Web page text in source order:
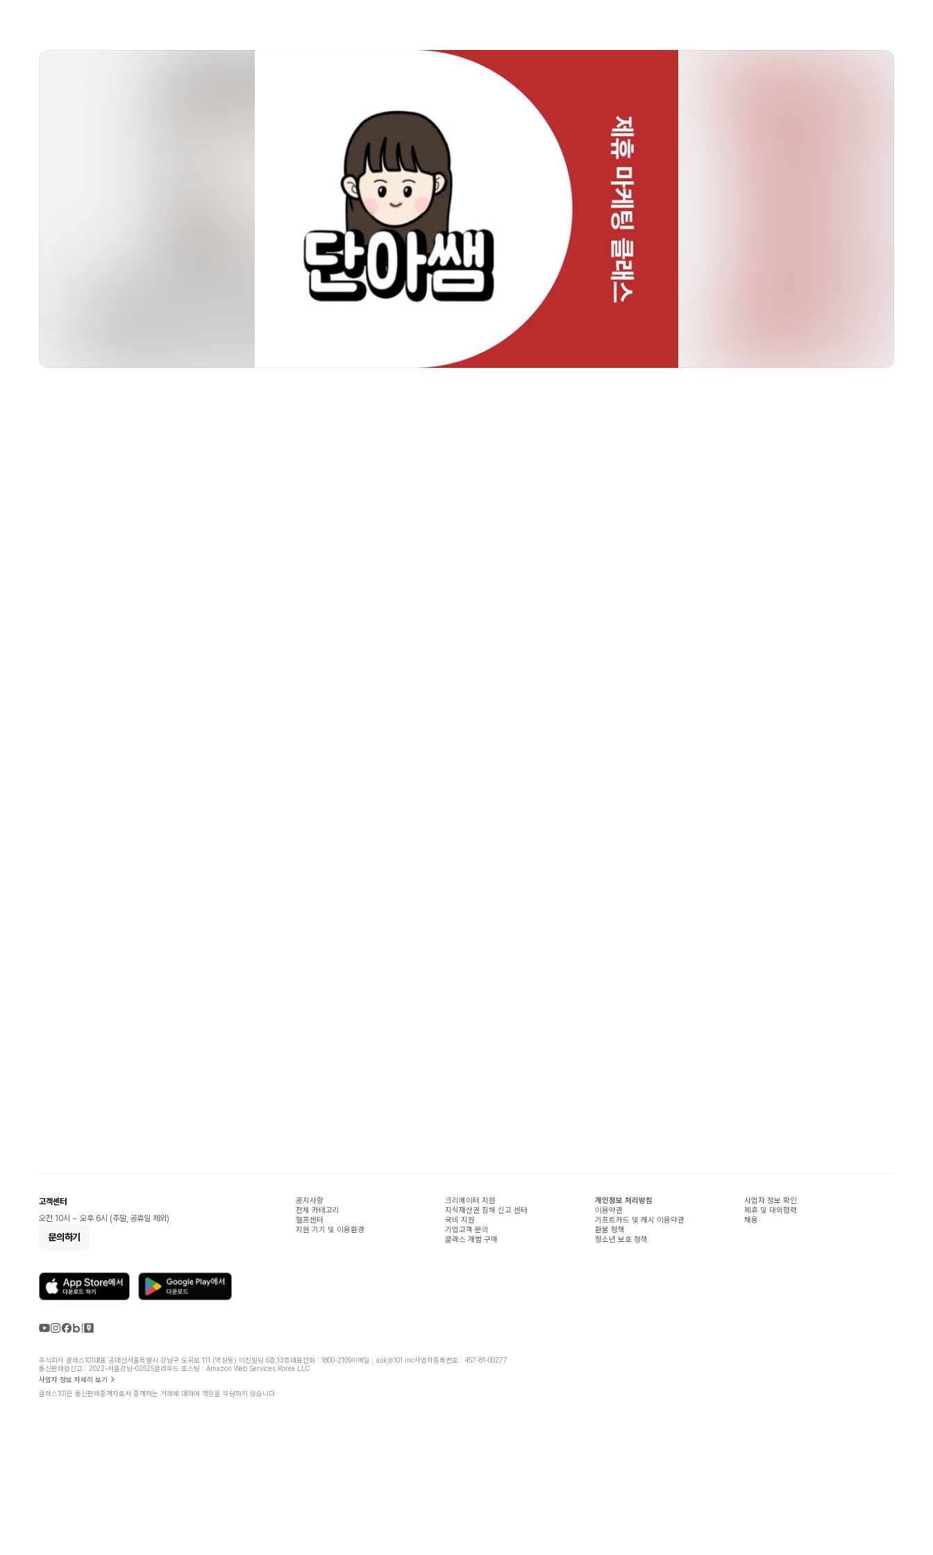
고객센터
오전 10시 ~ 오후 6시 (주말, 공휴일 제외)
문의하기
공지사항
전체 카테고리
헬프센터
지원 기기 및 이용환경
크리에이터 지원
지식재산권 침해 신고 센터
국비 지원
기업고객 문의
클래스 개별 구매
개인정보 처리방침
이용약관
기프트카드 및 캐시 이용약관
환불 정책
청소년 보호 정책
사업자 정보 확인
제휴 및 대외협력
채용
주식회사 클래스101대표 공대선서울특별시 강남구 도곡로 111 (역삼동) 미진빌딩 6층,13층대표전화 : 1800-2109이메일 : ask@101.inc사업자등록번호 : 457-81-00277
통신판매업신고 : 2022-서울강남-02525클라우드 호스팅 : Amazon Web Services Korea LLC
사업자 정보 자세히 보기
클래스101은 통신판매중개자로서 중개하는 거래에 대하여 책임을 부담하지 않습니다.